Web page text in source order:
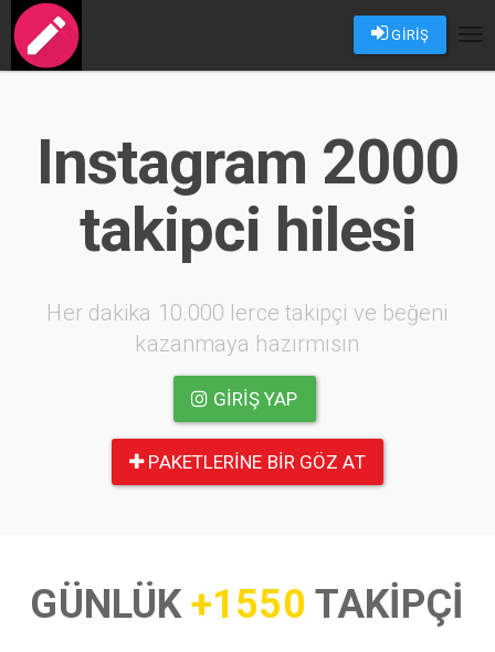
GİRİŞ
Instagram 2000
takipci hilesi
Her dakika 10.000 lerce takipçi ve beğeni
kazanmaya hazırmısın
GIRIŞ YAP
PAKETLERINE BIR GÖZ AT
GÜNLÜK+1550 TAKİPÇİ